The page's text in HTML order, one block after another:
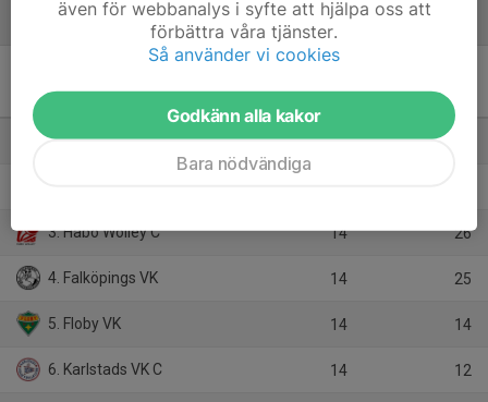
Tabell
3 Mellersta Västra Damer
1. KFUM Örebro Volley B 14
3. Habo Wolley C 14 26
4. Falköpings VK 14 25
5. Floby VK 14 14
6. Karlstads VK C 14 12
även för webbanalys i syfte att hjälpa oss att
förbättra våra tjänster.
Så använder vi cookies
Godkänn alla kakor
Bara nödvändiga